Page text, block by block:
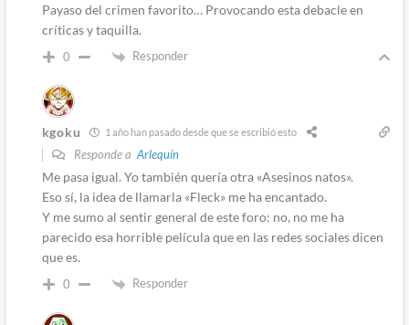
Payaso del crimen favorito… Provocando esta debacle en
críticas y taquilla.
0 Responder
kgoku 1 año han pasado desde que se escribió esto
Responde a Arlequín
Me pasa igual. Yo también quería otra «Asesinos natos».
Eso sí, la idea de llamarla «Fleck» me ha encantado.
Y me sumo al sentir general de este foro: no, no me ha
parecido esa horrible película que en las redes sociales dicen
que es.
0 Responder